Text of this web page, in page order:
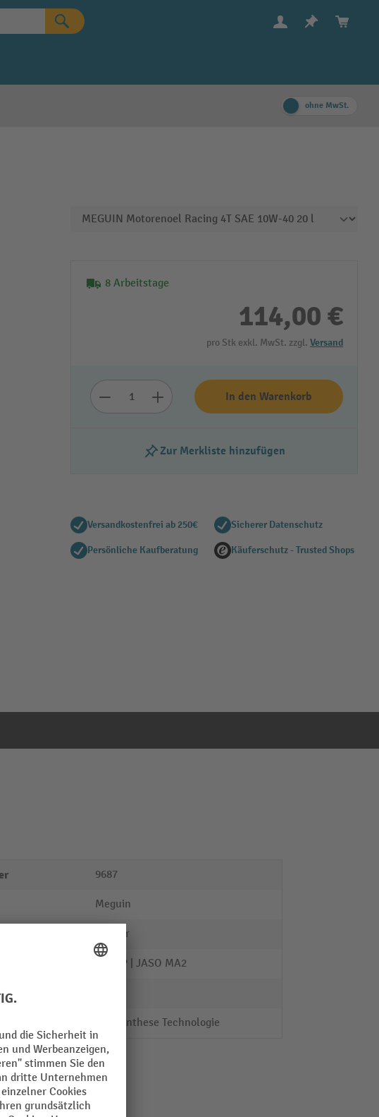
ohne MwSt.
8 Arbeitstage
114,00 €
pro Stk exkl. MwSt. zzgl. Versand
In den Warenkorb
Zur Merkliste hinzufügen
Versandkostenfrei ab 250€ Sicherer Datenschutz
Persönliche Kaufberatung Käuferschutz - Trusted Shops
9687
Meguin
Starter
API SP | JASO MA2
002 Synthese Technologie